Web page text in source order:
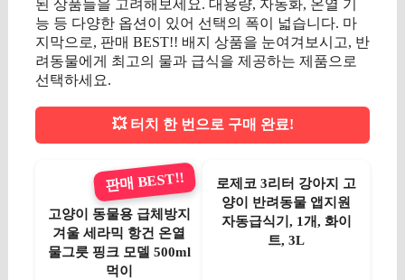
된 상품들을 고려해보세요. 대용량, 자동화, 온열 기
능 등 다양한 옵션이 있어 선택의 폭이 넓습니다. 마
지막으로, 판매 BEST!! 배지 상품을 눈여겨보시고, 반
려동물에게 최고의 물과 급식을 제공하는 제품으로
선택하세요.
💥 터치 한 번으로 구매 완료!
판매 BEST!!
고양이 동물용 급체방지
겨울 세라믹 항건 온열
물그릇 핑크 모델 500ml
먹이
로제코 3리터 강아지 고
양이 반려동물 앱지원
자동급식기, 1개, 화이
트, 3L